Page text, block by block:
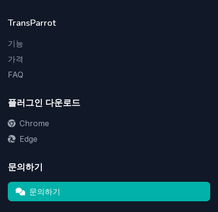
TransParrot
기능
가격
FAQ
플러그인 다운로드
Chrome
Edge
문의하기
문의하기